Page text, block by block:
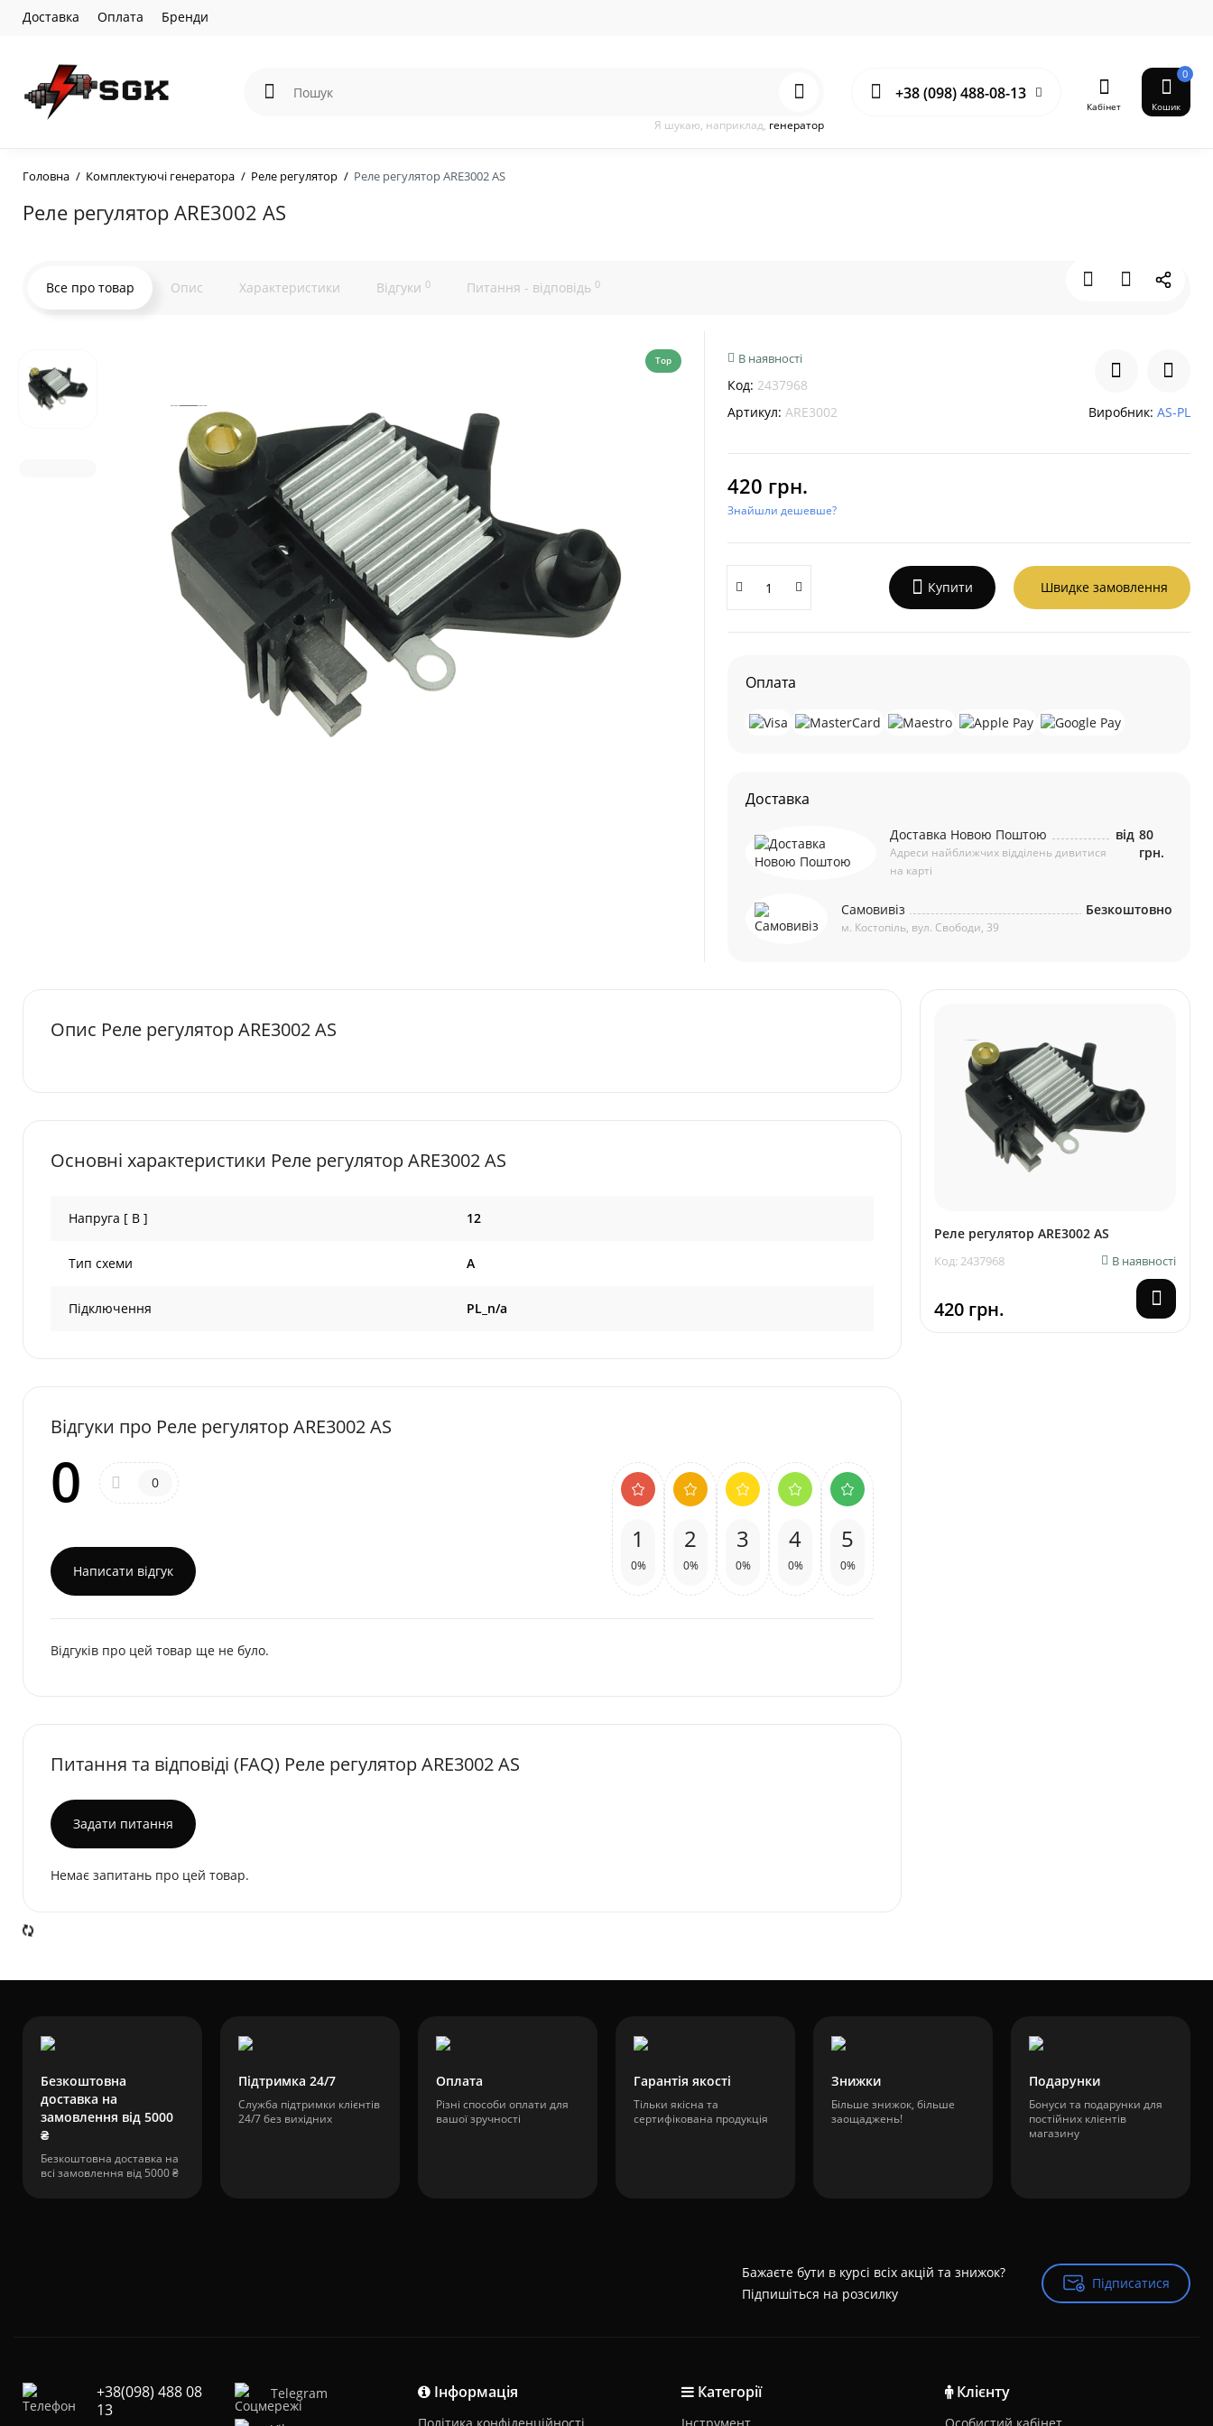
Доставка Оплата Бренди
+38 (098) 488-08-13
Я шукаю, наприклад, генератор
Кабінет
0
Кошик
Головна Комплектуючі генератора Реле регулятор Реле регулятор ARE3002 AS
Реле регулятор ARE3002 AS
Все про товар Опис Характеристики Відгуки 0 Питання - відповідь 0
Top В наявності
Код: 2437968
Артикул: ARE3002 Виробник: AS-PL
420 грн.
Знайшли дешевше?
Купити Швидке замовлення
Оплата
Доставка
Доставка Новою Поштою
Адреси найближчих відділень дивитися
на карті
від 80
грн.
Самовивіз
м. Костопіль, вул. Свободи, 39
Безкоштовно
Опис Реле регулятор ARE3002 AS
Основні характеристики Реле регулятор ARE3002 AS
Напруга [ В ] 12
Тип схеми A
Підключення PL_n/a
Відгуки про Реле регулятор ARE3002 AS
0 0
Написати відгук
1
0%
2
0%
3
0%
4
0%
5
0%
Відгуків про цей товар ще не було.
Питання та відповіді (FAQ) Реле регулятор ARE3002 AS
Задати питання
Немає запитань про цей товар.
Реле регулятор ARE3002 AS
Код: 2437968 В наявності
420 грн.
Безкоштовна
доставка на
замовлення від 5000
₴
Безкоштовна доставка на
всі замовлення від 5000 ₴
Підтримка 24/7
Служба підтримки клієнтів
24/7 без вихідних
Оплата
Різні способи оплати для
вашої зручності
Гарантія якості
Тільки якісна та
сертифікована продукція
Знижки
Більше знижок, більше
заощаджень!
Подарунки
Бонуси та подарунки для
постійних клієнтів
магазину
Бажаєте бути в курсі всіх акцій та знижок?
Підпишіться на розсилку
Підписатися
Підписатися
+38(098) 488 08
13
Telegram Інформація
Політика конфіденційності
Категорії
Інструмент
Клієнту
Особистий кабінет